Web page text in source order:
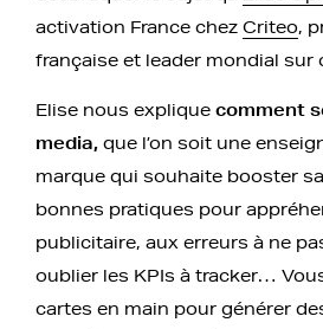
activation France chez Criteo,
française et leader mondial sur
Elise nous explique comment
media, que l’on soit une
marque qui souhaite booster
bonnes pratiques pour
publicitaire, aux erreurs à ne
oublier les KPIs à tracker…
cartes en main pour générer